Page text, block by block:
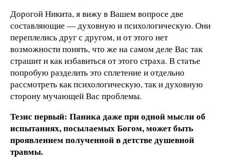
Дорогой Никита, я вижу в Вашем вопросе две
составляющие — духовную и психологическую. Они
переплелись друг с другом, и от этого нет
возможности понять, что же на самом деле Вас так
страшит и как избавиться от этого страха. В статье
попробую разделить это сплетение и отдельно
рассмотреть как психологическую, так и духовную
сторону мучающей Вас проблемы.
Тезис первый: Паника даже при одной мысли об
испытаниях, посылаемых Богом, может быть
проявлением полученной в детстве душевной
травмы.